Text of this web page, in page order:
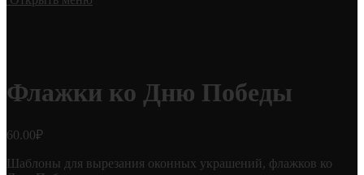
Флажки ко Дню Победы
60.00₽
Шаблоны для вырезания оконных украшений, флажков ко